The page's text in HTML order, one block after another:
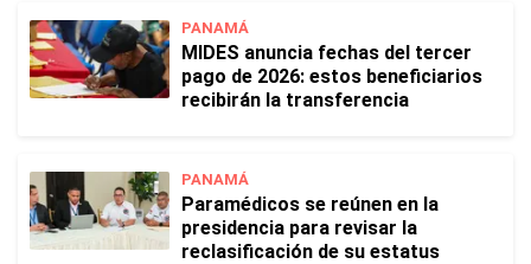
PANAMÁ
MIDES anuncia fechas del tercer
pago de 2026: estos beneficiarios
recibirán la transferencia
PANAMÁ
Paramédicos se reúnen en la
presidencia para revisar la
reclasificación de su estatus